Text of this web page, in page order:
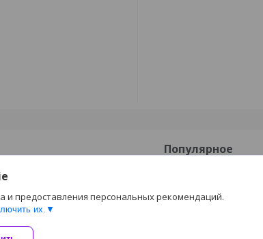
Популярное
Силикатные кирпичи
и предоставления персональных рекомендаций.
их.